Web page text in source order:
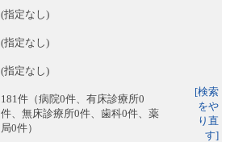
(指定なし)
(指定なし)
(指定なし)
181件（病院0件、有床診療所0
件、無床診療所0件、歯科0件、薬
局0件）
[検索
をや
り直
す]